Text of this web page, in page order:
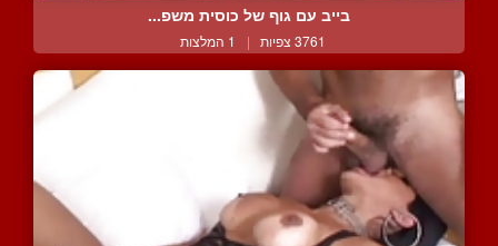
בייב עם גוף של כוסית משפ...
3761 צפיות | 1 המלצות